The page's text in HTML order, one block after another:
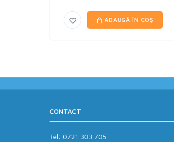
ADAUGĂ ÎN COȘ
CONTACT
Tel: 0721 303 705